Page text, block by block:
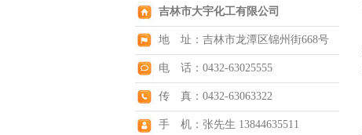
吉林市大宇化工有限公司
地 址：吉林市龙潭区锦州街668号
电 话：0432-63025555
传 真：0432-63063322
手 机：张先生 13844635511